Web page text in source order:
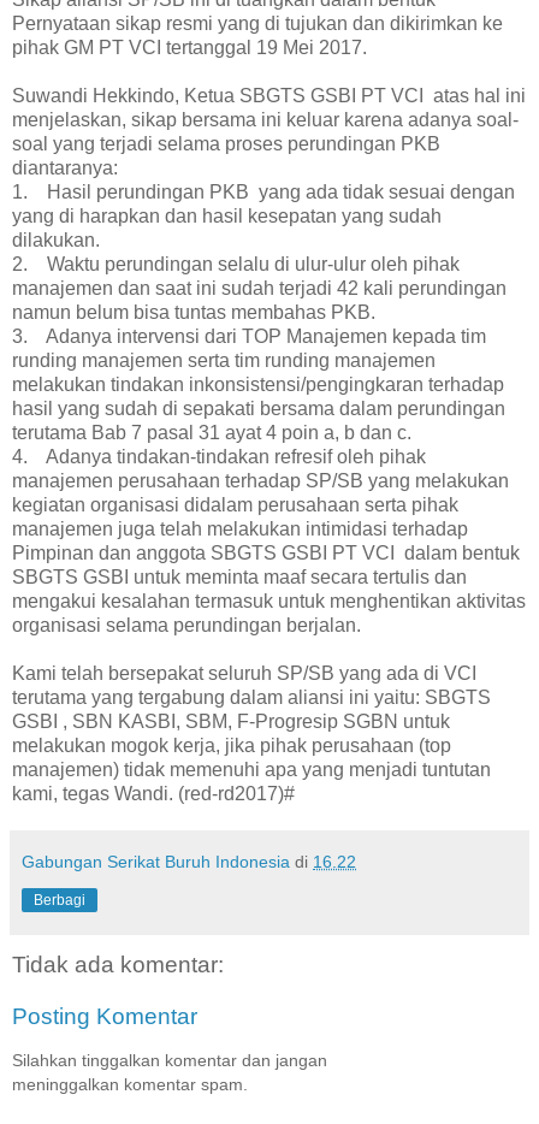
Pernyataan sikap resmi yang di tujukan dan dikirimkan ke
pihak GM PT VCI tertanggal 19 Mei 2017.
Suwandi Hekkindo, Ketua SBGTS GSBI PT VCI atas hal ini
menjelaskan, sikap bersama ini keluar karena adanya soal-
soal yang terjadi selama proses perundingan PKB
diantaranya:
1. Hasil perundingan PKB yang ada tidak sesuai dengan
yang di harapkan dan hasil kesepatan yang sudah
dilakukan.
2. Waktu perundingan selalu di ulur-ulur oleh pihak
manajemen dan saat ini sudah terjadi 42 kali perundingan
namun belum bisa tuntas membahas PKB.
3. Adanya intervensi dari TOP Manajemen kepada tim
runding manajemen serta tim runding manajemen
melakukan tindakan inkonsistensi/pengingkaran terhadap
hasil yang sudah di sepakati bersama dalam perundingan
terutama Bab 7 pasal 31 ayat 4 poin a, b dan c.
4. Adanya tindakan-tindakan refresif oleh pihak
manajemen perusahaan terhadap SP/SB yang melakukan
kegiatan organisasi didalam perusahaan serta pihak
manajemen juga telah melakukan intimidasi terhadap
Pimpinan dan anggota SBGTS GSBI PT VCI dalam bentuk
SBGTS GSBI untuk meminta maaf secara tertulis dan
mengakui kesalahan termasuk untuk menghentikan aktivitas
organisasi selama perundingan berjalan.
Kami telah bersepakat seluruh SP/SB yang ada di VCI
terutama yang tergabung dalam aliansi ini yaitu: SBGTS
GSBI , SBN KASBI, SBM, F-Progresip SGBN untuk
melakukan mogok kerja, jika pihak perusahaan (top
manajemen) tidak memenuhi apa yang menjadi tuntutan
kami, tegas Wandi. (red-rd2017)#
Gabungan Serikat Buruh Indonesia di 16.22
Berbagi
Tidak ada komentar:
Posting Komentar
Silahkan tinggalkan komentar dan jangan
meninggalkan komentar spam.